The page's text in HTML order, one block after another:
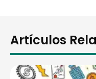
Artículos